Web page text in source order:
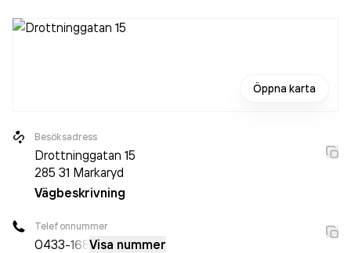
räkenskapsåret (2025).
Öppna karta
Besöksadress
Drottninggatan 15
285 31 Markaryd
Vägbeskrivning
Telefonnummer
0433-168Visa nummer